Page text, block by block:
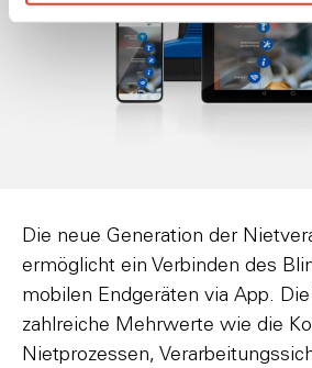
Die neue Generation der
ermöglicht ein Verbinden des
mobilen Endgeräten via App.
zahlreiche Mehrwerte wie die
Nietprozessen,